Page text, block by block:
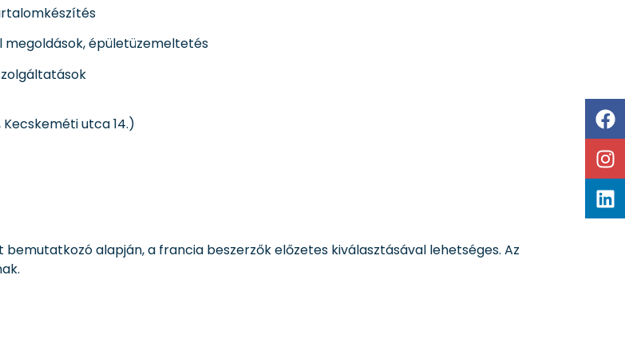
épületüzemeltetés
utca 14.)
alapján, a francia beszerzők előzetes kiválasztásával lehetséges. Az